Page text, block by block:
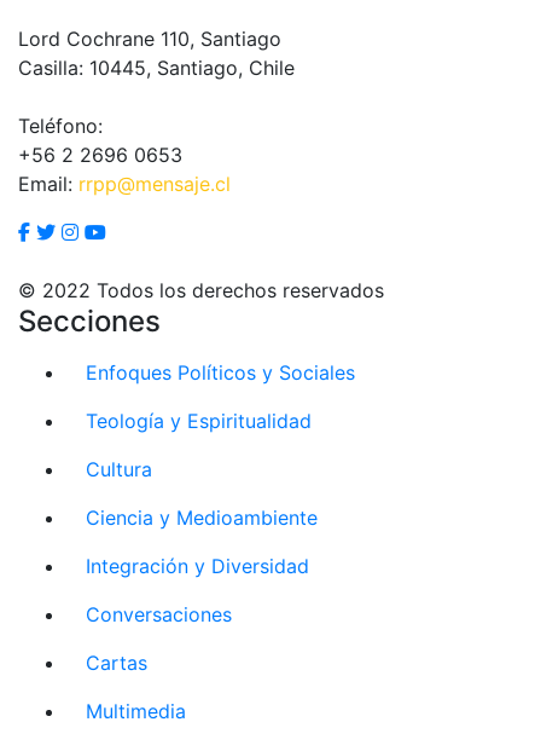
Lord Cochrane 110, Santiago
Casilla: 10445, Santiago, Chile
Teléfono:
+56 2 2696 0653
Email: rrpp@mensaje.cl
© 2022 Todos los derechos reservados
Secciones
Enfoques Políticos y Sociales
Teología y Espiritualidad
Cultura
Ciencia y Medioambiente
Integración y Diversidad
Conversaciones
Cartas
Multimedia